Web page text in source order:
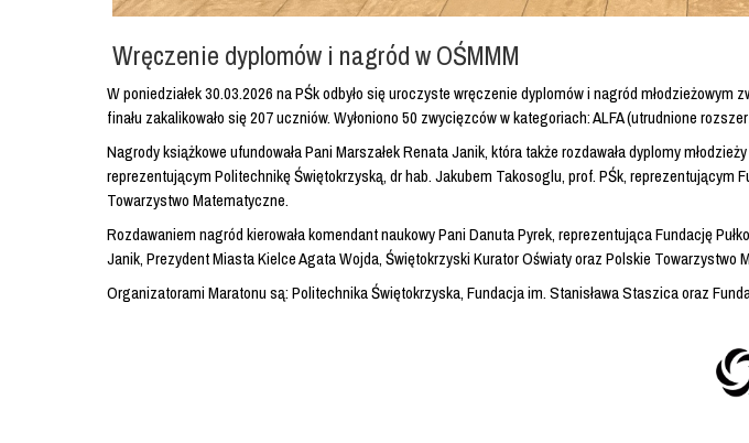
Wręczenie dyplomów i nagród w OŚMMM
W poniedziałek 30.03.2026 na PŚk odbyło się uroczyste wręczenie dyplomów i nagród
finału zakalikowało się 207 uczniów. Wyłoniono 50 zwycięzców w kategoriach: ALFA (utrudnione
Nagrody książkowe ufundowała Pani Marszałek Renata Janik, która także rozdawała dyplomy
reprezentującym Politechnikę Świętokrzyską, dr hab. Jakubem Takosoglu, prof. PŚk,
Towarzystwo Matematyczne.
Rozdawaniem nagród kierowała komendant naukowy Pani Danuta Pyrek, reprezentująca Fundację
Janik, Prezydent Miasta Kielce Agata Wojda, Świętokrzyski Kurator Oświaty oraz Polskie Towarzystwo
Organizatorami Maratonu są: Politechnika Świętokrzyska, Fundacja im. Stanisława Staszica oraz